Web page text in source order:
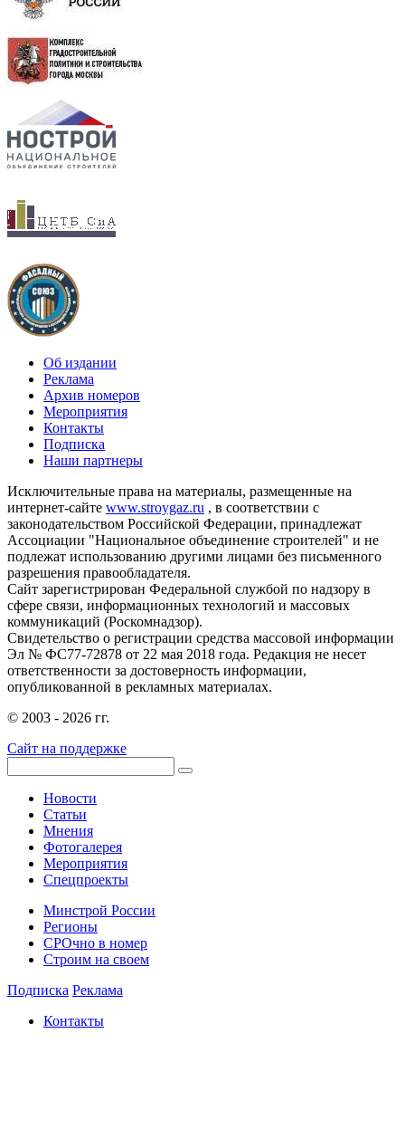
Об издании
Реклама
Архив номеров
Мероприятия
Контакты
Подписка
Наши партнеры
Исключительные права на материалы, размещенные на
интернет-сайте www.stroygaz.ru , в соответствии с
законодательством Российской Федерации, принадлежат
Ассоциации "Национальное объединение строителей" и не
подлежат использованию другими лицами без письменного
разрешения правообладателя.
Сайт зарегистрирован Федеральной службой по надзору в
сфере связи, информационных технологий и массовых
коммуникаций (Роскомнадзор).
Свидетельство о регистрации средства массовой информации
Эл № ФС77-72878 от 22 мая 2018 года. Редакция не несет
ответственности за достоверность информации,
опубликованной в рекламных материалах.
© 2003 - 2026 гг.
Сайт на поддержке
Новости
Статьи
Мнения
Фотогалерея
Мероприятия
Спецпроекты
Минстрой России
Регионы
СРОчно в номер
Строим на своем
Подписка Реклама
Контакты